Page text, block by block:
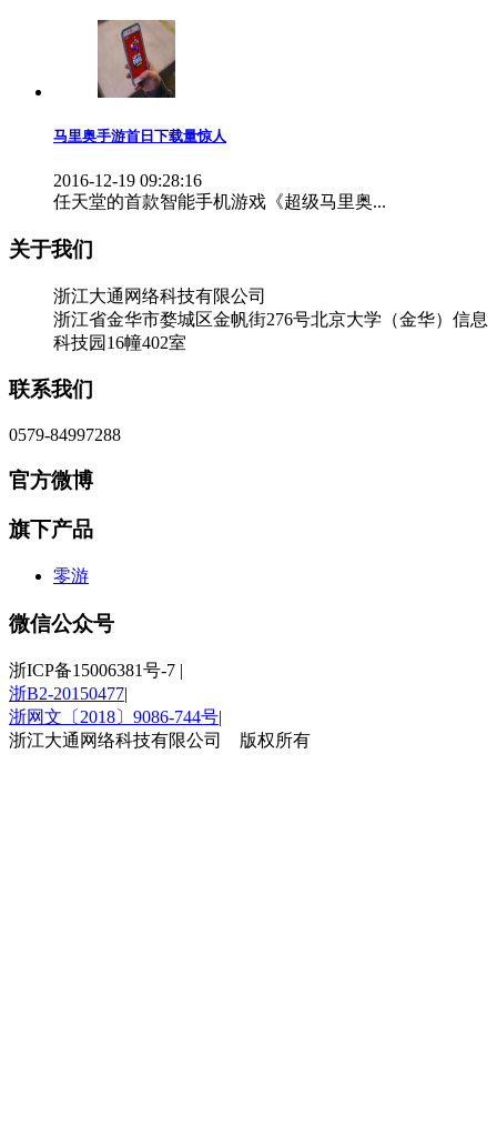
马里奥手游首日下载量惊人
2016-12-19 09:28:16
任天堂的首款智能手机游戏《超级马里奥...
关于我们
浙江大通网络科技有限公司
浙江省金华市婺城区金帆街276号北京大学（金华）信息
科技园16幢402室
联系我们
0579-84997288
官方微博
旗下产品
零游
微信公众号
浙ICP备15006381号-7 |
浙B2-20150477|
浙网文〔2018〕9086-744号|
浙江大通网络科技有限公司 版权所有